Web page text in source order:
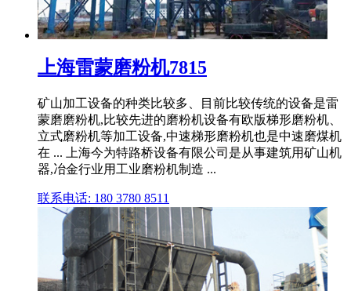
上海雷蒙磨粉机7815
矿山加工设备的种类比较多、目前比较传统的设备是雷
蒙磨磨粉机,比较先进的磨粉机设备有欧版梯形磨粉机、
立式磨粉机等加工设备,中速梯形磨粉机也是中速磨煤机
在 ... 上海今为特路桥设备有限公司是从事建筑用矿山机
器,冶金行业用工业磨粉机制造 ...
联系电话: 180 3780 8511